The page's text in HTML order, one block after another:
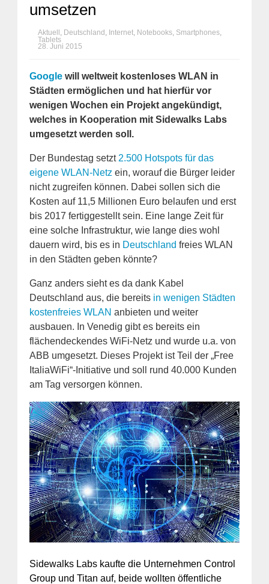
umsetzen
Aktuell , Deutschland , Internet, Notebooks, Smartphones,
Tablets
28. Juni 2015
Google will weltweit kostenloses WLAN in
Städten ermöglichen und hat hierfür vor
wenigen Wochen ein Projekt angekündigt,
welches in Kooperation mit Sidewalks Labs
umgesetzt werden soll.
Der Bundestag setzt 2.500 Hotspots für das
eigene WLAN-Netz ein, worauf die Bürger leider
nicht zugreifen können. Dabei sollen sich die
Kosten auf 11,5 Millionen Euro belaufen und erst
bis 2017 fertiggestellt sein. Eine lange Zeit für
eine solche Infrastruktur, wie lange dies wohl
dauern wird, bis es in Deutschland freies WLAN
in den Städten geben könnte?
Ganz anders sieht es da dank Kabel
Deutschland aus, die bereits in wenigen Städten
kostenfreies WLAN anbieten und weiter
ausbauen. In Venedig gibt es bereits ein
flächendeckendes WiFi-Netz und wurde u.a. von
ABB umgesetzt. Dieses Projekt ist Teil der „Free
ItaliaWiFi“-Initiative und soll rund 40.000 Kunden
am Tag versorgen können.
Sidewalks Labs kaufte die Unternehmen Control
Group und Titan auf, beide wollten öffentliche